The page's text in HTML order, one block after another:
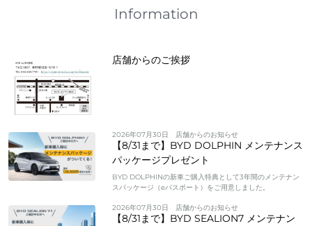
Information
店舗からのご挨拶
2026年07月30日 店舗からのお知らせ
【8/31まで】BYD DOLPHIN メンテナンス
パッケージプレゼント
BYD DOLPHINの新車ご購入特典として3年間のメンテナン
スパッケージ（eパスポート）をご用意しました。
2026年07月30日 店舗からのお知らせ
【8/31まで】BYD SEALION7 メンテナン